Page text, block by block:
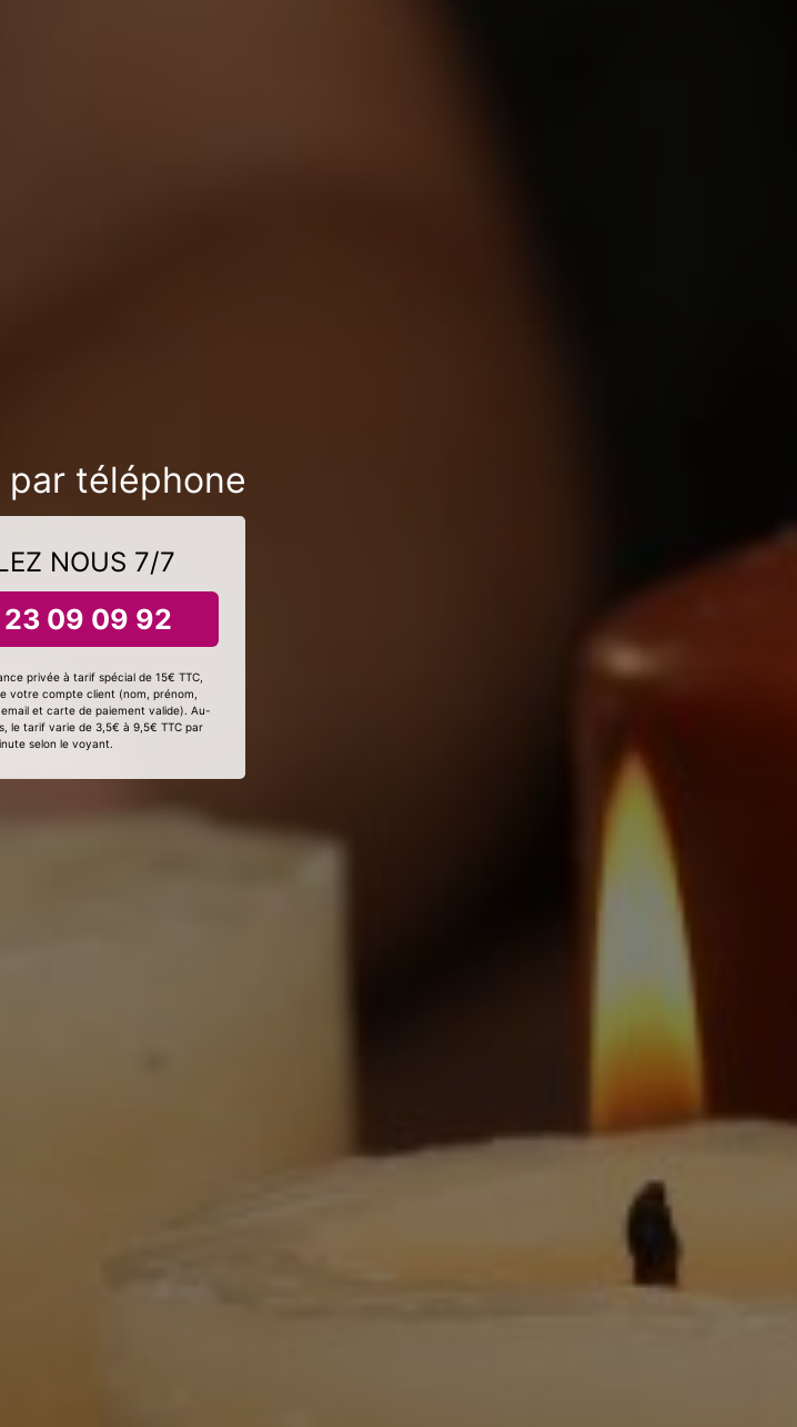
par téléphone
NOUS 7/7
09 09 92
privée à tarif spécial de 15€ TTC,
votre compte client (nom, prénom,
et carte de paiement valide). Au-
le tarif varie de 3,5€ à 9,5€ TTC par
selon le voyant.